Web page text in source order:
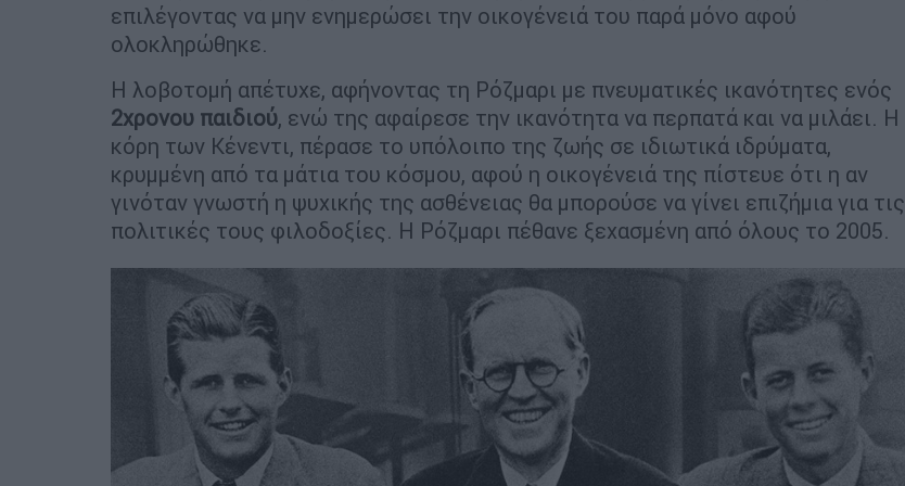
επιλέγοντας να μην ενημερώσει την οικογένειά του παρά μόνο αφού
ολοκληρώθηκε.
Η λοβοτομή απέτυχε, αφήνοντας τη Ρόζμαρι με πνευματικές ικανότητες ενός
2χρονου παιδιού, ενώ της αφαίρεσε την ικανότητα να περπατά και να μιλάει. Η
κόρη των Κένεντι, πέρασε το υπόλοιπο της ζωής σε ιδιωτικά ιδρύματα,
κρυμμένη από τα μάτια του κόσμου, αφού η οικογένειά της πίστευε ότι η αν
γινόταν γνωστή η ψυχικής της ασθένειας θα μπορούσε να γίνει επιζήμια για τις
πολιτικές τους φιλοδοξίες. Η Ρόζμαρι πέθανε ξεχασμένη από όλους το 2005.